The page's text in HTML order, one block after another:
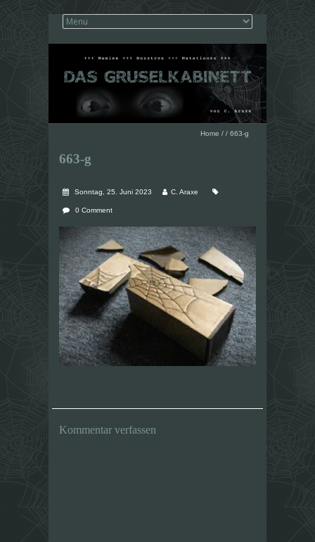
Home / / 663-g
663-g
Sonntag, 25. Juni 2023 C. Araxe
0 Comment
Kommentar verfassen